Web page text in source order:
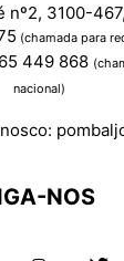
nº2, 3100-
(chamada para
449 868
nacional)
NOS